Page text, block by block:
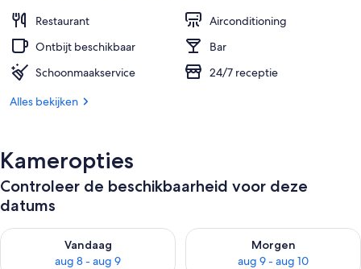
Dakterras
Restaurant
Airconditioning
Ontbijt beschikbaar
Bar
Schoonmaakservice
24/7 receptie
Alles bekijken
Kameropties
Controleer de beschikbaarheid voor deze
datums
Vandaag
aug 8 - aug 9
De beschikbaarheid controleren voor vanavond aug 8 - aug 9
Morgen
aug 9 - aug 10
De beschikbaarheid